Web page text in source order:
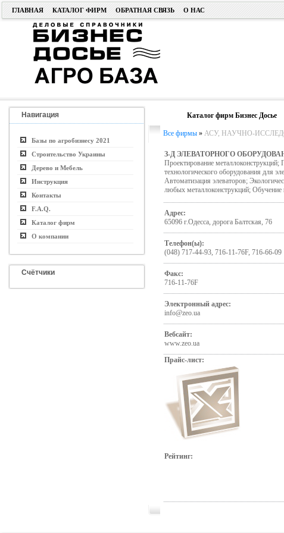
ГЛАВНАЯ КАТАЛОГ ФИРМ ОБРАТНАЯ СВЯЗЬ О НАС
Навигация
Базы по агробизнесу 2021
Строительство Украины
Дерево и Мебель
Инструкция
Контакты
F.A.Q.
Каталог фирм
О компании
Счётчики
Каталог фирм Бизнес Досье
Все фирмы» АСУ, НАУЧНО-
З-Д ЭЛЕВАТОРНОГО
Проектирование
технологического оборудования для
Автоматизация элеваторов;
любых металлоконструкций; Обучение
Адрес:
65096 г.Одесса, дорога Балтская, 76
Телефон(ы):
(048) 717-44-93, 716-11-76F, 716-66-09
Факс:
716-11-76F
Электронный адрес:
info@zeo.ua
Вебсайт:
www.zeo.ua
Прайс-лист:
Рейтинг: